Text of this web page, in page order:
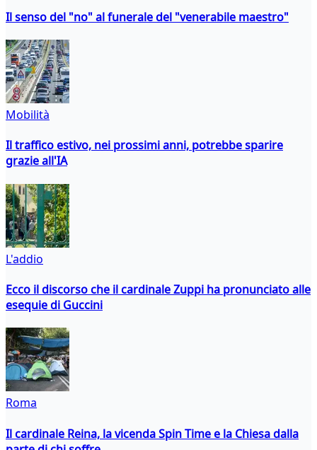
Il senso del "no" al funerale del "venerabile maestro"
Mobilità
Il traffico estivo, nei prossimi anni, potrebbe sparire
grazie all'IA
L'addio
Ecco il discorso che il cardinale Zuppi ha pronunciato alle
esequie di Guccini
Roma
Il cardinale Reina, la vicenda Spin Time e la Chiesa dalla